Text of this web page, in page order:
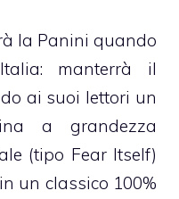
la Panini quando
manterrà il
ai suoi lettori un
a grandezza
(tipo Fear Itself)
un classico 100%